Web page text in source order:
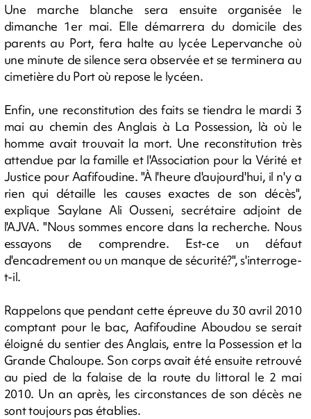
Une marche blanche sera ensuite organisée le
dimanche 1er mai. Elle démarrera du domicile des
parents au Port, fera halte au lycée Lepervanche où
une minute de silence sera observée et se terminera au
cimetière du Port où repose le lycéen.
Enfin, une reconstitution des faits se tiendra le mardi 3
mai au chemin des Anglais à La Possession, là où le
homme avait trouvait la mort. Une reconstitution très
attendue par la famille et l'Association pour la Vérité et
Justice pour Aafifoudine. "À l'heure d'aujourd'hui, il n'y a
rien qui détaille les causes exactes de son décès",
explique Saylane Ali Ousseni, secrétaire adjoint de
l'AJVA. "Nous sommes encore dans la recherche. Nous
essayons de comprendre. Est-ce un défaut
d'encadrement ou un manque de sécurité?", s'interroge-
t-il.
Rappelons que pendant cette épreuve du 30 avril 2010
comptant pour le bac, Aafifoudine Aboudou se serait
éloigné du sentier des Anglais, entre la Possession et la
Grande Chaloupe. Son corps avait été ensuite retrouvé
au pied de la falaise de la route du littoral le 2 mai
2010. Un an après, les circonstances de son décès ne
sont toujours pas établies.